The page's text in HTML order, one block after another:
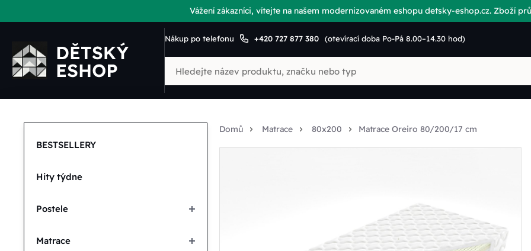
Vážení zákazníci, vítejte na našem modernizovaném eshopu detsky-eshop.cz. Zboží
Nákup po telefonu +420 727 877 380 (otevírací doba Po-Pá 8.00–14.30 hod)
BESTSELLERY
Hity týdne
Postele
Matrace
Domů Matrace 80x200 Matrace Oreiro 80/200/17 cm